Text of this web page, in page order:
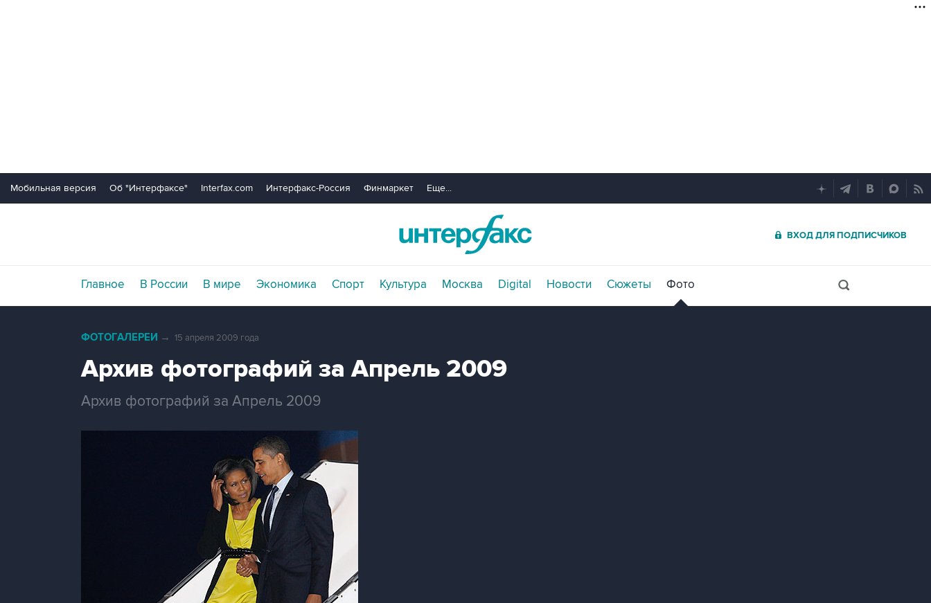
Мобильная версия Об "Интерфаксе" Interfax.com Интерфакс-Россия Финмаркет Еще...
ВХОД ДЛЯ ПОДПИСЧИКОВ
Главное В России В мире Экономика Спорт Культура Москва Digital Новости Сюжеты Фото
ФОТОГАЛЕРЕИ → 15 апреля 2009 года
Архив фотографий за Апрель 2009
Архив фотографий за Апрель 2009